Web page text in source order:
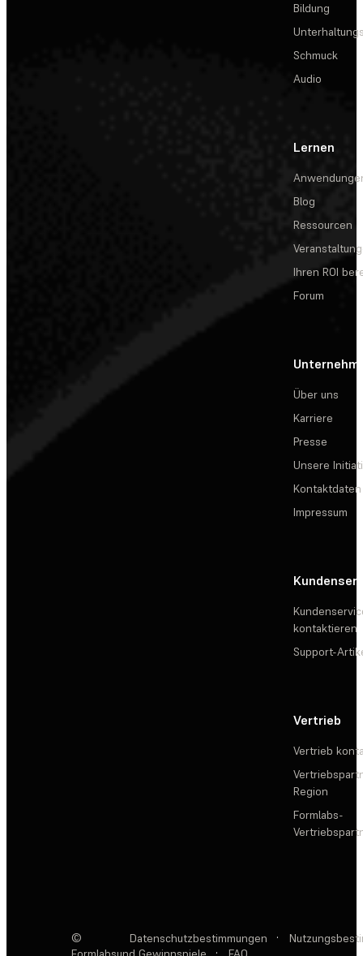
Bildung
Schmuck
Audio
Lernen
Blog
Ressourcen
Ihren ROI
Forum
Über uns
Karriere
Presse
Unsere
Kontaktdaten
Impressum
kontaktieren
Support-
Vertrieb
Vertrieb
Region
Formlabs-
©
Datenschutzbestimmungen ·